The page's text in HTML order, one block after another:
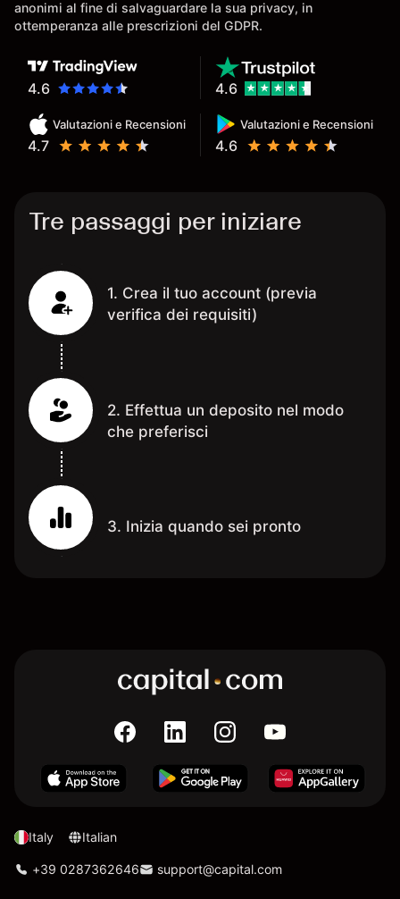
anonimi al fine di salvaguardare la sua privacy, in
ottemperanza alle prescrizioni del GDPR.
4.6
Valutazioni e Recensioni
4.7
Valutazioni e Recensioni
4.6
4.6
Tre passaggi per iniziare
1. Crea il tuo account (previa
verifica dei requisiti)
2. Effettua un deposito nel modo
che preferisci
3. Inizia quando sei pronto
Italy Italian
+39 0287362646 support@capital.com